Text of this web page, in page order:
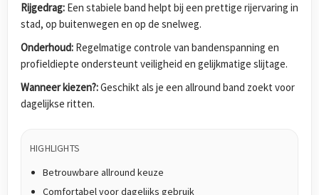
Rijgedrag: Een stabiele band helpt bij een prettige rijervaring in
stad, op buitenwegen en op de snelweg.
Onderhoud: Regelmatige controle van bandenspanning en
profieldiepte ondersteunt veiligheid en gelijkmatige slijtage.
Wanneer kiezen?:Geschikt als je een allround band zoekt voor
dagelijkse ritten.
HIGHLIGHTS
Betrouwbare allround keuze
Comfortabel voor dagelijks gebruik